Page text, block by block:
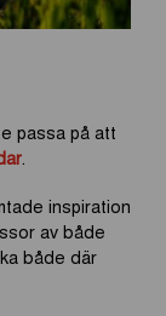
passa på att
.
inspiration
av både
både där